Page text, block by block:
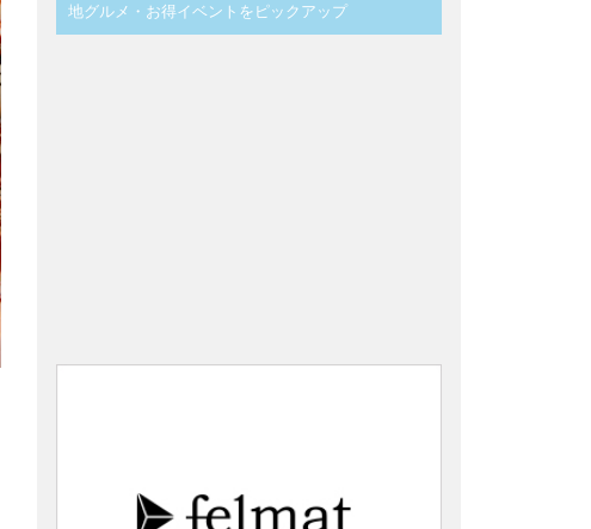
地グルメ・お得イベントをピックアップ